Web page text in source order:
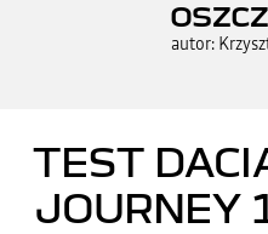
autor:
TEST
JOURNEY